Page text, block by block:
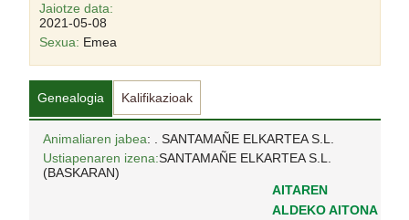
Jaiotze data:
2021-05-08
Sexua: Emea
Genealogia Kalifikazioak
Animaliaren jabea: . SANTAMAÑE ELKARTEA S.L.
Ustiapenaren izena:SANTAMAÑE ELKARTEA S.L.
(BASKARAN)
AITAREN
ALDEKO AITONA